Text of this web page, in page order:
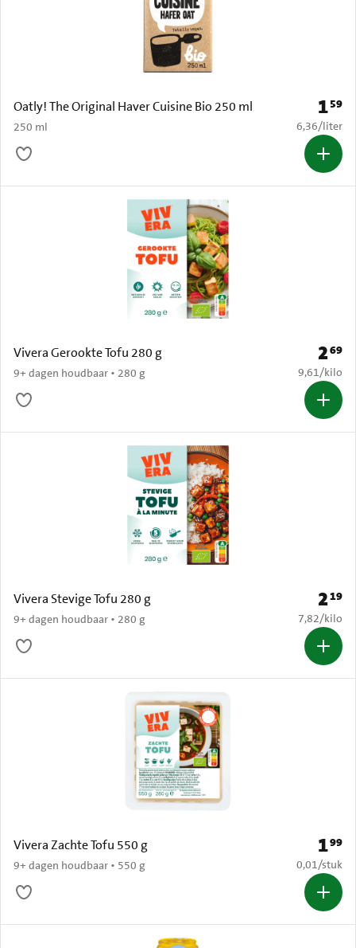
Oatly! The Original Haver Cuisine Bio 250 ml
250 ml
Prijs:
159
€ 6,36 per
6,36/liter
Vivera Gerookte Tofu 280 g
9+ dagen houdbaar • 280 g
Prijs:
269
€ 9,61 per
9,61/kilo
Vivera Stevige Tofu 280 g
9+ dagen houdbaar • 280 g
Prijs:
219
€ 7,82 per
7,82/kilo
Vivera Zachte Tofu 550 g
9+ dagen houdbaar • 550 g
Prijs:
199
€ 0,01 per
0,01/stuk